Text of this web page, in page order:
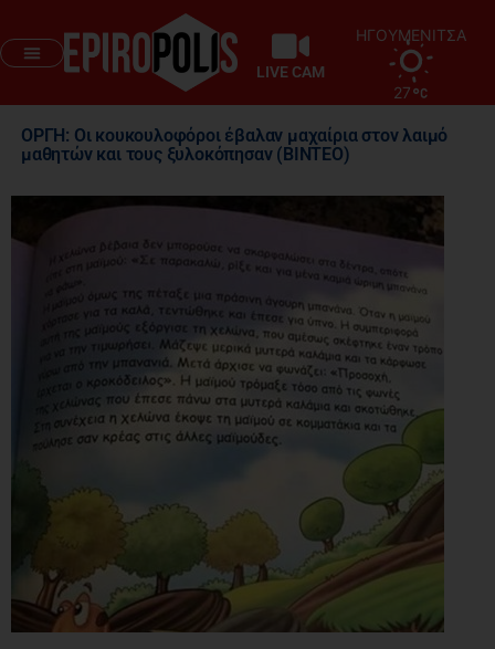
LIVE CAM
ΗΓΟΥΜΕΝΙΤΣΑ
27
ΟΡΓΗ: Οι κουκουλοφόροι έβαλαν μαχαίρια στον λαιμό
μαθητών και τους ξυλοκόπησαν (ΒΙΝΤΕΟ)